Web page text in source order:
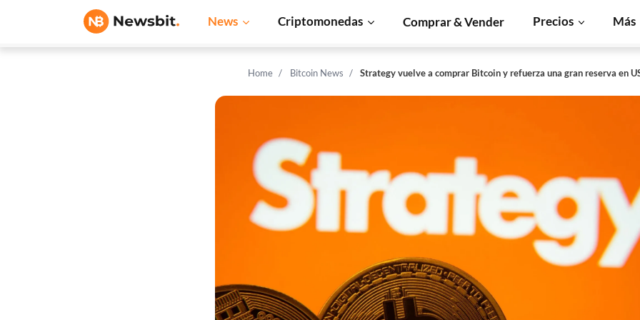
News Criptomonedas Comprar & Vender Precios Más
Home Bitcoin News Strategy vuelve a comprar Bitcoin y refuerza una gran reserva en